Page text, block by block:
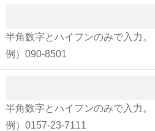
半角数字とハイフンのみで入力。
例）090-8501
半角数字とハイフンのみで入力。
例）0157-23-7111